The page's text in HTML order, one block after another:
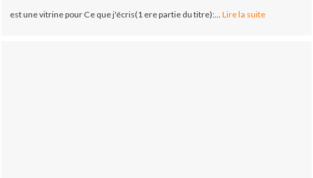
est une vitrine pour Ce que j'écris(1 ere partie du titre):... Lire la suite